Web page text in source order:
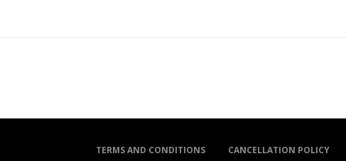
TERMS AND CONDITIONS CANCELLATION POLICY